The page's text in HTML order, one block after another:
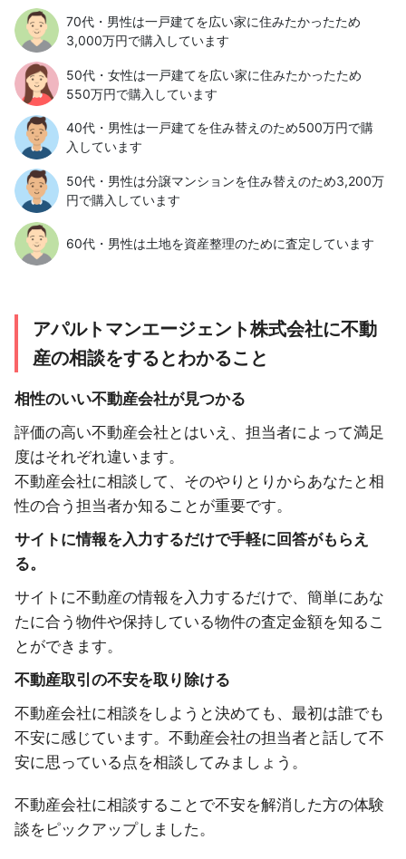
70代・男性は一戸建てを広い家に住みたかったため
3,000万円で購入しています
50代・女性は一戸建てを広い家に住みたかったため
550万円で購入しています
40代・男性は一戸建てを住み替えのため500万円で購
入しています
50代・男性は分譲マンションを住み替えのため3,200万
円で購入しています
60代・男性は土地を資産整理のために査定しています
アパルトマンエージェント株式会社に不動
産の相談をするとわかること
相性のいい不動産会社が見つかる
評価の高い不動産会社とはいえ、担当者によって満足
度はそれぞれ違います。
不動産会社に相談して、そのやりとりからあなたと相
性の合う担当者か知ることが重要です。
サイトに情報を入力するだけで手軽に回答がもらえ
る。
サイトに不動産の情報を入力するだけで、簡単にあな
たに合う物件や保持している物件の査定金額を知るこ
とができます。
不動産取引の不安を取り除ける
不動産会社に相談をしようと決めても、最初は誰でも
不安に感じています。不動産会社の担当者と話して不
安に思っている点を相談してみましょう。
不動産会社に相談することで不安を解消した方の体験
談をピックアップしました。